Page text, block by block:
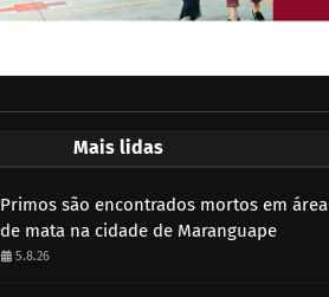
Mais lidas
Primos são encontrados mortos em área
de mata na cidade de Maranguape
5.8.26